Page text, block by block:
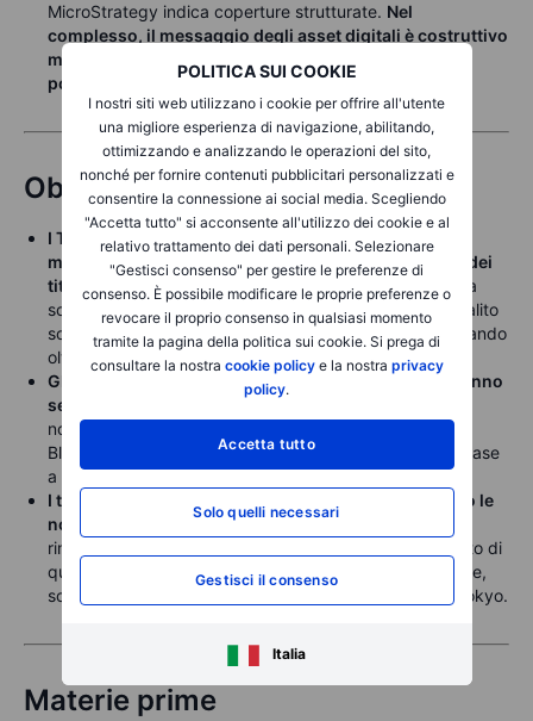
POLITICA SUI COOKIE
I nostri siti web utilizzano i cookie per offrire all'utente
una migliore esperienza di navigazione, abilitando,
ottimizzando e analizzando le operazioni del sito,
nonché per fornire contenuti pubblicitari personalizzati e
consentire la connessione ai social media. Scegliendo
"Accetta tutto" si acconsente all'utilizzo dei cookie e al
relativo trattamento dei dati personali. Selezionare
"Gestisci consenso" per gestire le preferenze di
consenso. È possibile modificare le proprie preferenze o
revocare il proprio consenso in qualsiasi momento
tramite la pagina della politica sui cookie. Si prega di
consultare la nostra cookie policye la nostra privacy
policy.
Accetta tutto
Solo quelli necessari
Gestisci il consenso
Italia
MicroStrategy indica coperture strutturate. Nel
complesso, il messaggio degli asset digitali è costruttivo
ma prudente: i prezzi rimbalzano, mentre il
posizionamento resta disciplinato.
Obbligazioni
I Treasury USA hanno perso terreno martedì con il
miglioramento del sentiment di rischio e il rimbalzo dei
titoli legati all’AI
. Il rendimento del biennale è risalito da
sotto il 3,44% a circa il 3,46%, mentre il decennale è salito
solo marginalmente dai minimi vicino al 4,02%, scambiando
oltre il 4,04% nella sessione asiatica di mercoledì.
Gli spread dell’high yield USA rispetto ai Treasury hanno
segnato un nuovo massimo marginale per l’anno
nonostante il recupero dell’azionario. L’indicatore
Bloomberg monitorato mostra un aumento di 1 punto base
a 281 punti base, livello più alto da metà dicembre.
I titoli di Stato giapponesi hanno subito vendite dopo le
nomine dovish alla BoJ. Il rendimento del biennale è
rimasto pressoché invariato, mentre il decennale è salito di
quattro punti base e il trentennale di oltre sei punti base,
scambiando intorno al 3,38% nella tarda sessione di Tokyo.
Materie prime